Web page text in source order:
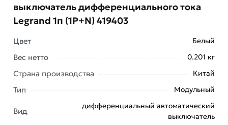
Условия доставки и цены на товар Автоматический
(1P+N) 419403 из категории
дифференциальные автоматыдействительны в
Москве и области.
выключатель дифференциального тока
Legrand 1п (1P+N) 419403
Цвет Белый
Вес нетто 0.201 кг
Страна производства Китай
Тип Модульный
Вид
дифференциальный автоматический
выключатель